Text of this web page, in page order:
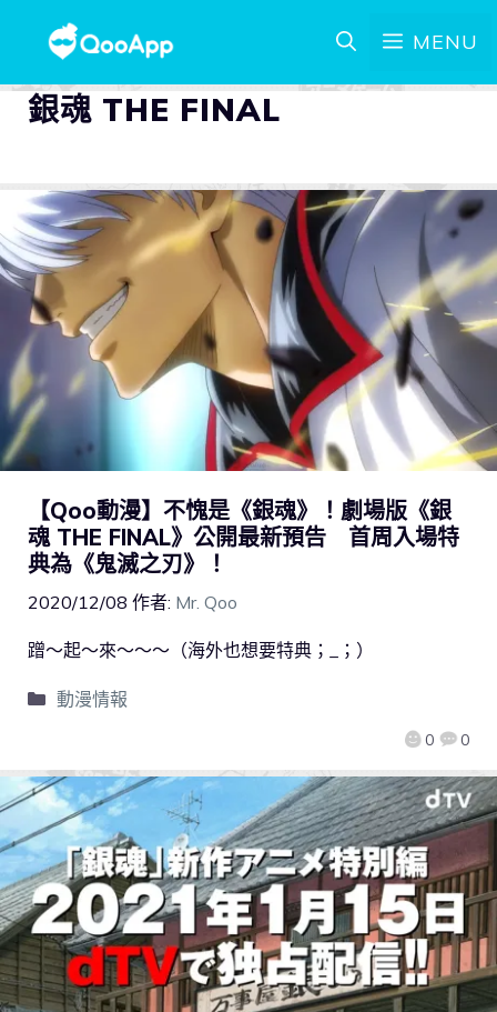
MENU
銀魂 THE FINAL
【Qoo動漫】不愧是《銀魂》！劇場版《銀
魂 THE FINAL》公開最新預告 首周入場特
典為《鬼滅之刃》！
2020/12/08 作者: Mr. Qoo
0 0
蹭～起～來～～～（海外也想要特典；_；）
動漫情報